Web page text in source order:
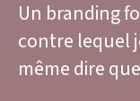
Un branding
contre lequel
même dire